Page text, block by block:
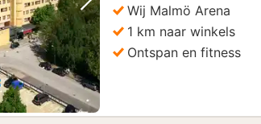
Volgende foto
Wij Malmö Arena
1 km naar winkels
Ontspan en fitness